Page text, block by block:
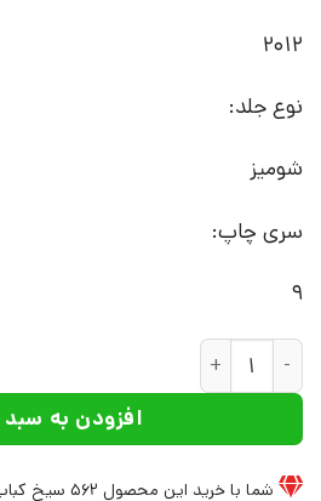
2012
نوع جلد:
شومیز
سری چاپ:
9
کتاب اعجوبه | انتشارات پیدایش عدد
افزودن به سبد
شما با خرید این محصول 562 سیخ